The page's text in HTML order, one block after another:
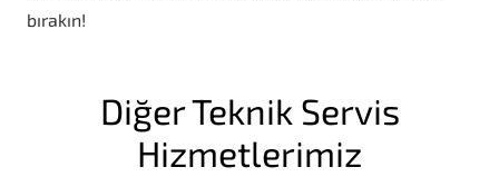
bırakın!
Diğer Teknik Servis
Hizmetlerimiz